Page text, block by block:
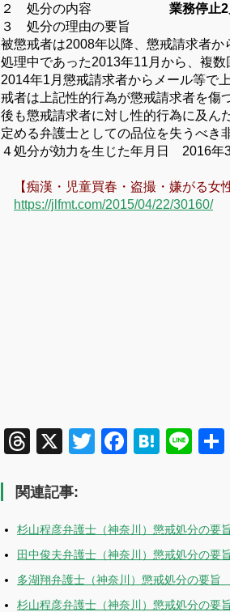
２ 処分の内容
業務停止2
３ 処分の理由の要旨
被懲戒者は2008年以降、懲戒請求者
処理中であった2013年11月から、複
2014年1月懲戒請求者からメール等で
戒者は上記性的行為が懲戒請求者を傷
後も懲戒請求者に対し性的行為に及んだ
定める弁護士としての品位を失うべき
４処分が効力を生じた年月日 2016年
【痴漢・児童買春・盗撮・嫌がる女
https://jlfmt.com/2015/04/22/30160/
Threads
X Twitter
Facebook
Hatena
Line
関連記事:
杉山程彦弁護士（神奈川）懲戒処分の要
田中俊夫弁護士（神奈川）懲戒処分の
多湖翔弁護士（神奈川）懲戒処分の要
杉山程彦弁護士（神奈川）懲戒処分の